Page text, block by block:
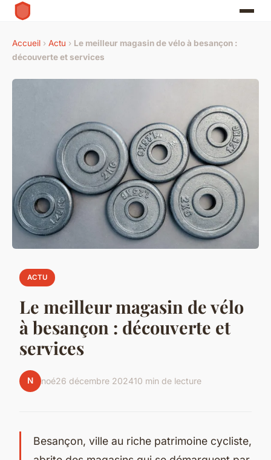
Accueil › Actu › Le meilleur magasin de vélo à besançon :
découverte et services
ACTU
Le meilleur magasin de vélo
à besançon : découverte et
services
N noé26 décembre 202410 min de lecture
Besançon, ville au riche patrimoine cycliste,